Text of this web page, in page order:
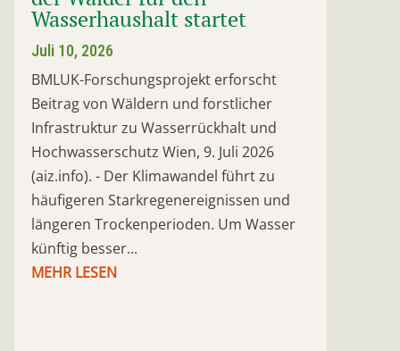
Wasserhaushalt startet
Juli 10, 2026
BMLUK-Forschungsprojekt erforscht
Beitrag von Wäldern und forstlicher
Infrastruktur zu Wasserrückhalt und
Hochwasserschutz Wien, 9. Juli 2026
(aiz.info). - Der Klimawandel führt zu
häufigeren Starkregenereignissen und
längeren Trockenperioden. Um Wasser
künftig besser...
MEHR LESEN